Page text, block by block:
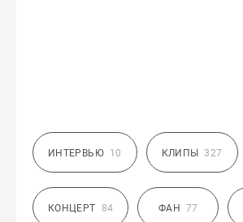
ИНТЕРВЬЮ 10 КЛИПЫ 327
КОНЦЕРТ 84 ФАН 77